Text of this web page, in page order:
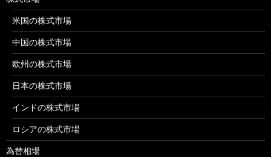
米国の株式市場
中国の株式市場
欧州の株式市場
日本の株式市場
インドの株式市場
ロシアの株式市場
為替相場